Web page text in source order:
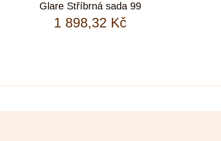
Glare Stříbrná sada 99
1 898,32 Kč